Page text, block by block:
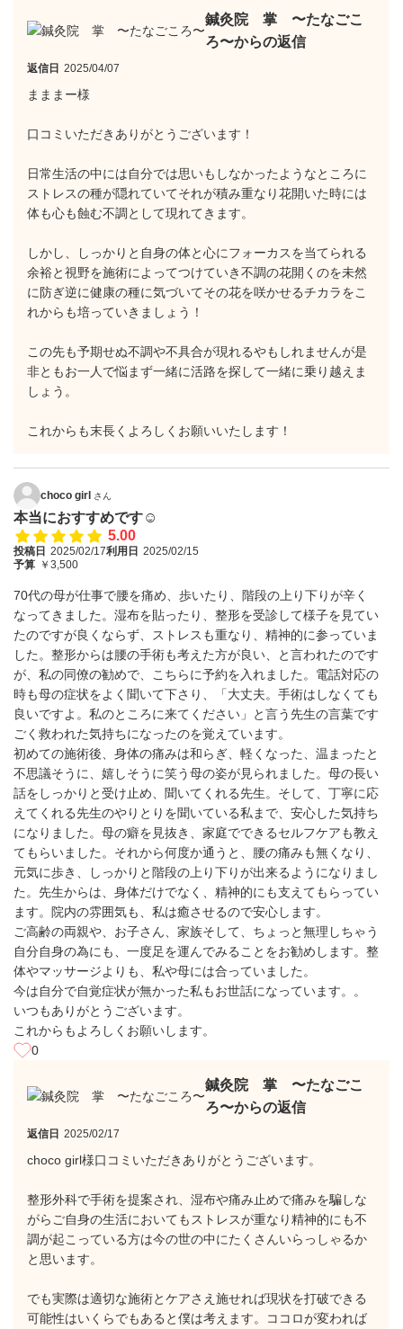
鍼灸院 掌 〜たなごこ
ろ〜からの返信
返信日 2025/04/07
まままー様
口コミいただきありがとうございます！
日常生活の中には自分では思いもしなかったようなところに
ストレスの種が隠れていてそれが積み重なり花開いた時には
体も心も蝕む不調として現れてきます。
しかし、しっかりと自身の体と心にフォーカスを当てられる
余裕と視野を施術によってつけていき不調の花開くのを未然
に防ぎ逆に健康の種に気づいてその花を咲かせるチカラをこ
れからも培っていきましょう！
この先も予期せぬ不調や不具合が現れるやもしれませんが是
非ともお一人で悩まず一緒に活路を探して一緒に乗り越えま
しょう。
これからも末長くよろしくお願いいたします！
choco girl さん
本当におすすめです☺︎
5.00
投稿日 2025/02/17利用日 2025/02/15
予算 ￥3,500
70代の母が仕事で腰を痛め、歩いたり、階段の上り下りが辛く
なってきました。湿布を貼ったり、整形を受診して様子を見てい
たのですが良くならず、ストレスも重なり、精神的に参っていま
した。整形からは腰の手術も考えた方が良い、と言われたのです
が、私の同僚の勧めで、こちらに予約を入れました。電話対応の
時も母の症状をよく聞いて下さり、「大丈夫。手術はしなくても
良いですよ。私のところに来てください」と言う先生の言葉です
ごく救われた気持ちになったのを覚えています。
初めての施術後、身体の痛みは和らぎ、軽くなった、温まったと
不思議そうに、嬉しそうに笑う母の姿が見られました。母の長い
話をしっかりと受け止め、聞いてくれる先生。そして、丁寧に応
えてくれる先生のやりとりを聞いている私まで、安心した気持ち
になりました。母の癖を見抜き、家庭でできるセルフケアも教え
てもらいました。それから何度か通うと、腰の痛みも無くなり、
元気に歩き、しっかりと階段の上り下りが出来るようになりまし
た。先生からは、身体だけでなく、精神的にも支えてもらってい
ます。院内の雰囲気も、私は癒させるので安心します。
ご高齢の両親や、お子さん、家族そして、ちょっと無理しちゃう
自分自身の為にも、一度足を運んでみることをお勧めします。整
体やマッサージよりも、私や母には合っていました。
今は自分で自覚症状が無かった私もお世話になっています。。
いつもありがとうございます。
これからもよろしくお願いします。
0
鍼灸院 掌 〜たなごこ
ろ〜からの返信
返信日 2025/02/17
choco girl様口コミいただきありがとうございます。
整形外科で手術を提案され、湿布や痛み止めで痛みを騙しな
がらご自身の生活においてもストレスが重なり精神的にも不
調が起こっている方は今の世の中にたくさんいらっしゃるか
と思います。
でも実際は適切な施術とケアさえ施せれば現状を打破できる
可能性はいくらでもあると僕は考えます。ココロが変われば